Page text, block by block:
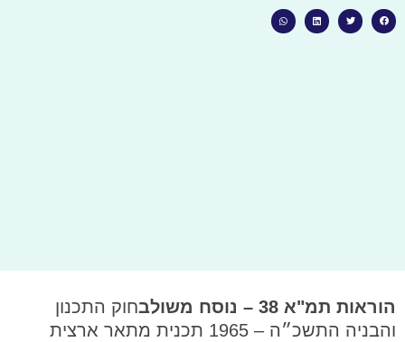
הוראות תמ"א 38 – נוסח משולב
חוק התכנון
והבניה התשכ״ה – 1965 תכנית מתאר ארצית